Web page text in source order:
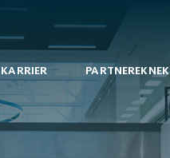
KARRIER PARTNEREKNEK